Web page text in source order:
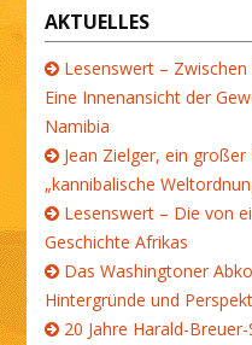
AKTUELLES
Lesenswert –
Eine Innenansicht der
Namibia
Jean Zielger, ein
„kannibalische
Lesenswert – Die von
Geschichte Afrikas
Das Washingtoner
Hintergründe und
20 Jahre Harald-